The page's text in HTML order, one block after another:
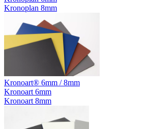
Kronoplan 8mm
Kronoart® 6mm / 8mm
Kronoart 6mm
Kronoart 8mm